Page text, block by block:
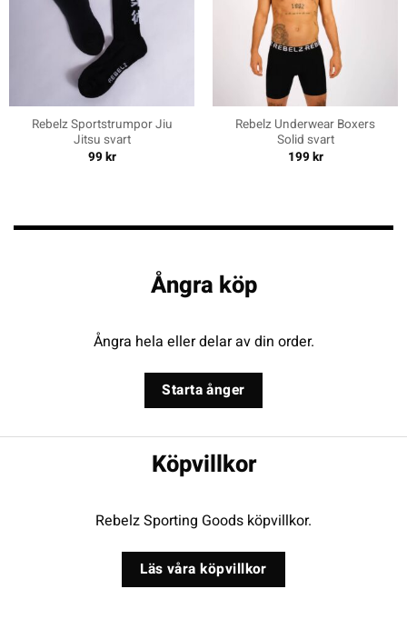
Rebelz Sportstrumpor Jiu
Jitsu svart
99kr
Rebelz Underwear Boxers
Solid svart
199kr
Ångra köp
Ångra hela eller delar av din order.
Starta ånger
Köpvillkor
Rebelz Sporting Goods köpvillkor.
Läs våra köpvillkor